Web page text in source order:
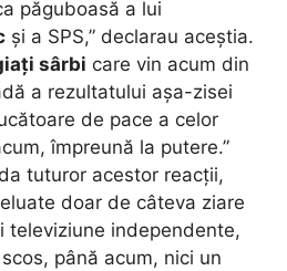
păguboasă a lui
și a SPS,” declarau aceștia.
sârbi care vin acum din
a rezultatului așa-zisei
de pace a celor
împreună la putere.”
tuturor acestor reacții,
doar de câteva ziare
televiziune independente,
până acum, nici un